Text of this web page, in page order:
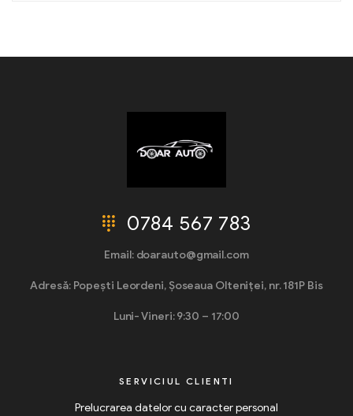
0784 567 783
Email: doarauto@gmail.com
Adresă: Popești Leordeni, Șoseaua Olteniței, nr. 181P Bis
Luni- Vineri: 9:30 – 17:00
SERVICIUL CLIENTI
Prelucrarea datelor cu caracter personal